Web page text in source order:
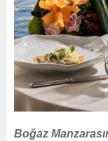
Boğaz